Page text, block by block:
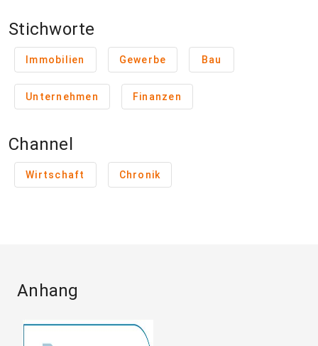
Stichworte
Immobilien Gewerbe Bau
Unternehmen Finanzen
Channel
Wirtschaft Chronik
Anhang